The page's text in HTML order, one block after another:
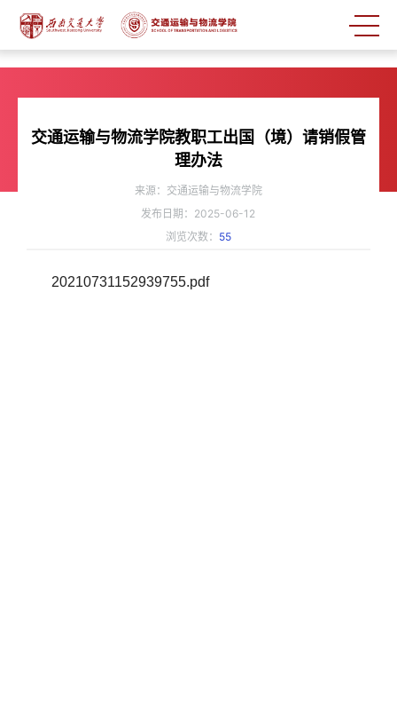
交通运输与物流学院教职工出国（境）请销假管
理办法
来源：交通运输与物流学院
发布日期：2025-06-12
浏览次数： 55
20210731152939755.pdf